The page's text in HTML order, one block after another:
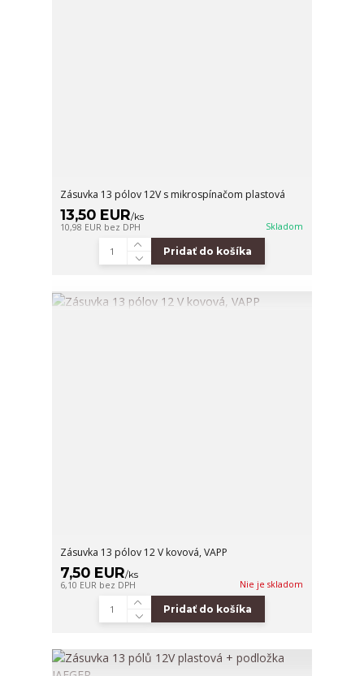
Zásuvka 13 pólov 12V s mikrospínačom plastová
13,50 EUR/ks
10,98 EUR bez DPH Skladom
Pridať do košíka
Zásuvka 13 pólov 12 V kovová, VAPP
7,50 EUR/ks
6,10 EUR bez DPH Nie je skladom
Pridať do košíka